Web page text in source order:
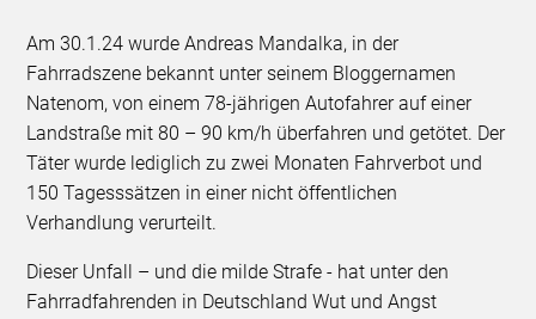
Am 30.1.24 wurde Andreas Mandalka, in der
Fahrradszene bekannt unter seinem Bloggernamen
Natenom, von einem 78-jährigen Autofahrer auf einer
Landstraße mit 80 – 90 km/h überfahren und getötet. Der
Täter wurde lediglich zu zwei Monaten Fahrverbot und
150 Tagesssätzen in einer nicht öffentlichen
Verhandlung verurteilt.
Dieser Unfall – und die milde Strafe - hat unter den
Fahrradfahrenden in Deutschland Wut und Angst